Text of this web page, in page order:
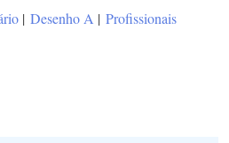
| Desenho A | Profissionais